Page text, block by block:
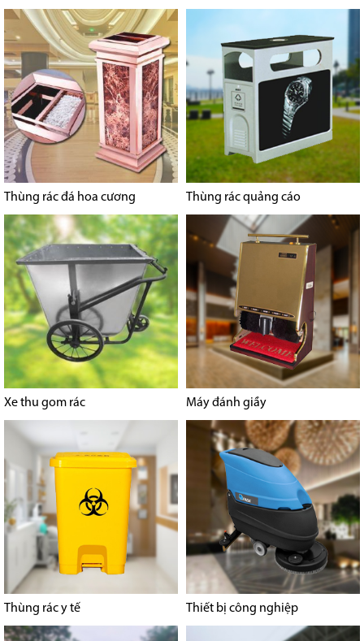
Thùng rác đá hoa cương Thùng rác quảng cáo
Xe thu gom rác Máy đánh giầy
Thùng rác y tế Thiết bị công nghiệp